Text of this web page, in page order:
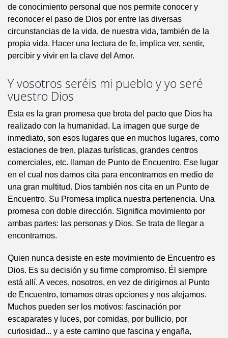
de conocimiento personal que nos permite conocer y
reconocer el paso de Dios por entre las diversas
circunstancias de la vida, de nuestra vida, también de la
propia vida. Hacer una lectura de fe, implica ver, sentir,
percibir y vivir en la clave del Amor.
Y vosotros seréis mi pueblo y yo seré
vuestro Dios
Esta es la gran promesa que brota del pacto que Dios ha
realizado con la humanidad. La imagen que surge de
inmediato, son esos lugares que en muchos lugares, como
estaciones de tren, plazas turísticas, grandes centros
comerciales, etc. llaman de Punto de Encuentro. Ese lugar
en el cual nos damos cita para encontrarnos en medio de
una gran multitud. Dios también nos cita en un Punto de
Encuentro. Su Promesa implica nuestra pertenencia. Una
promesa con doble dirección. Significa movimiento por
ambas partes: las personas y Dios. Se trata de llegar a
encontrarnos.
Quien nunca desiste en este movimiento de Encuentro es
Dios. Es su decisión y su firme compromiso. Él siempre
está allí. A veces, nosotros, en vez de dirigirnos al Punto
de Encuentro, tomamos otras opciones y nos alejamos.
Muchos pueden ser los motivos: fascinación por
escaparates y luces, por comidas, por bullicio, por
curiosidad... y a este camino que fascina y engaña,